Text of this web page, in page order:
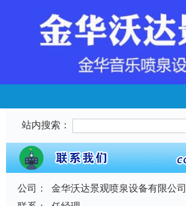
站内搜索：
公司：
金华沃达景观喷泉设备有限公司